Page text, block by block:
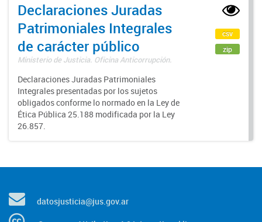
Declaraciones Juradas
Patrimoniales Integrales
de carácter público
Ministerio de Justicia. Oficina Anticorrupción.
Declaraciones Juradas Patrimoniales
Integrales presentadas por los sujetos
obligados conforme lo normado en la Ley de
Ética Pública 25.188 modificada por la Ley
26.857.
csv
zip
datosjusticia@jus.gov.ar